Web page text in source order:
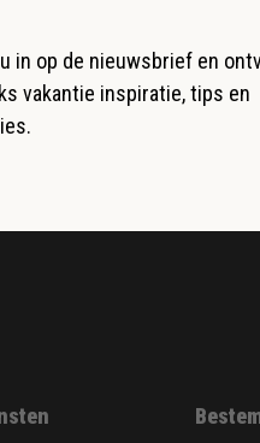
in op de nieuwsbrief en
vakantie inspiratie, tips en